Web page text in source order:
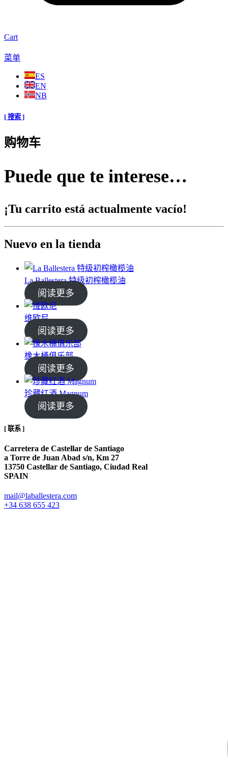
Cart
菜单
ES
EN
NB
[ 搜索 ]
购物车
Puede que te interese…
¡Tu carrito está actualmente vacío!
Nuevo en la tienda
La Ballestera 特级初榨橄榄油
阅读更多
维欧尼
阅读更多
橡木桶俱乐部
阅读更多
珍藏红酒 Magnum
阅读更多
[ 联系 ]
Carretera de Castellar de Santiago
a Torre de Juan Abad s/n, Km 27
13750 Castellar de Santiago, Ciudad Real
SPAIN
mail@laballestera.com
+34 638 655 423